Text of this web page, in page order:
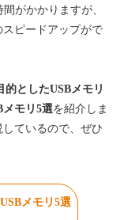
がかかりますが、
ピードアップがで
としたUSBメモリ
メモリ5選を紹介しま
ているので、ぜひ
メモリ5選